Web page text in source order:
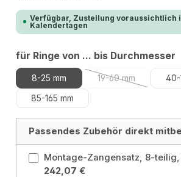
Verfügbar, Zustellung voraussichtlich
Kalendertagen
für Ringe von ... bis Durchmesser
8-25 mm 19-60 mm
(Diese Option ist
40-
85-165 mm
Passendes Zubehör direkt
242,07 €